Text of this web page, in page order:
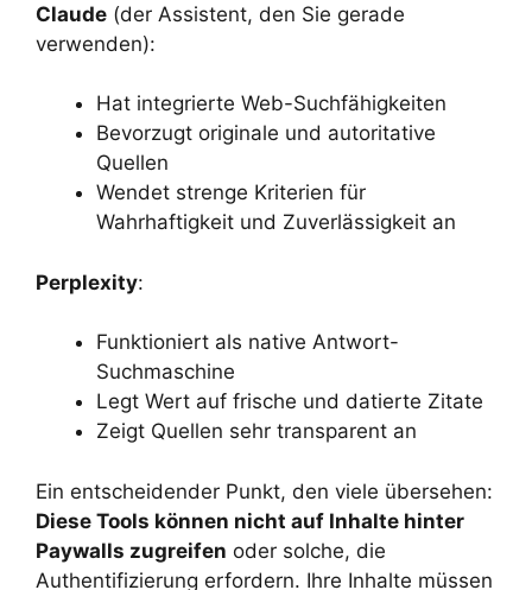
Claude (der Assistent, den Sie gerade
verwenden):
Hat integrierte Web-Suchfähigkeiten
Bevorzugt originale und autoritative
Quellen
Wendet strenge Kriterien für
Wahrhaftigkeit und Zuverlässigkeit an
Perplexity:
Funktioniert als native Antwort-
Suchmaschine
Legt Wert auf frische und datierte Zitate
Zeigt Quellen sehr transparent an
Ein entscheidender Punkt, den viele übersehen:
Diese Tools können nicht auf Inhalte hinter
Paywalls zugreifen oder solche, die
Authentifizierung erfordern. Ihre Inhalte müssen